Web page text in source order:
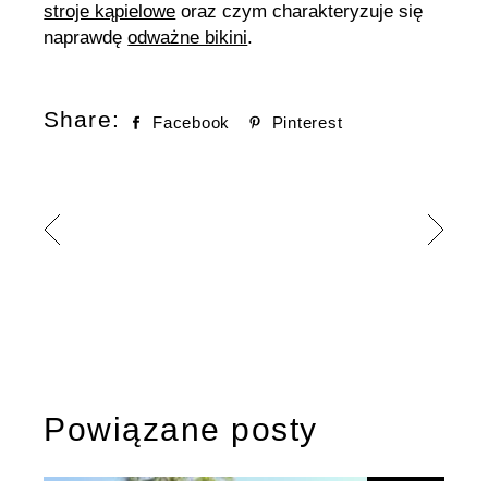
stroje kąpielowe oraz czym charakteryzuje się
naprawdęodważne bikini.
Share: Facebook Pinterest
Powiązane posty